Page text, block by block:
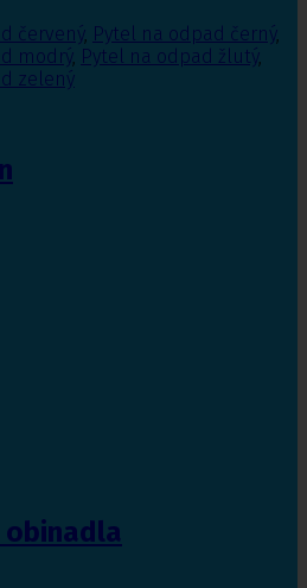
červený, Pytel na odpad černý,
modrý, Pytel na odpad žlutý,
zelený
obinadla